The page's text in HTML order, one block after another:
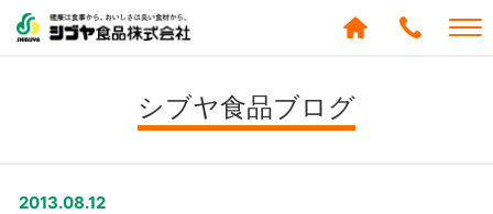
シブヤ食品ブログ
2013.08.12